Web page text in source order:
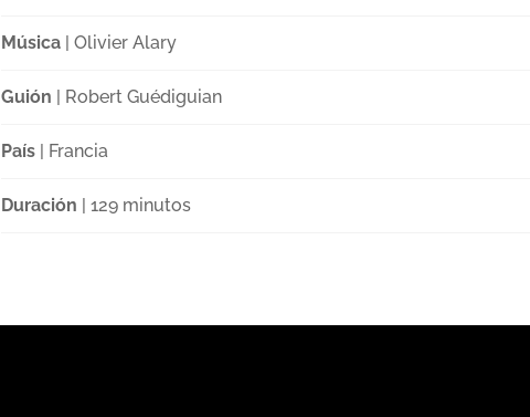
Música| Olivier Alary
Guión | Robert Guédiguian
País| Francia
Duración | 129 minutos